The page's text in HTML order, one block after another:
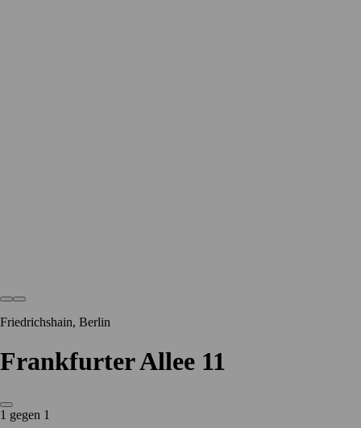
Friedrichshain, Berlin
Frankfurter Allee 11
1 gegen 1